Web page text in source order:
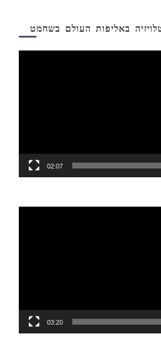
באליפות העולם בשחמט
02:07
03:20